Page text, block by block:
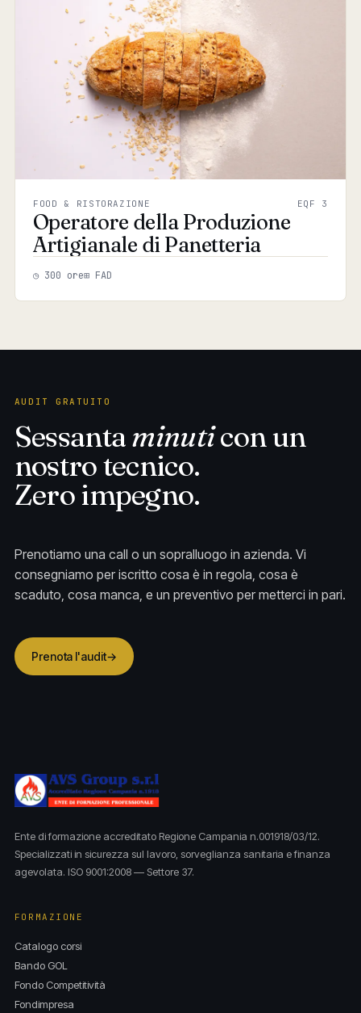
FOOD & RISTORAZIONE EQF 3
Operatore della Produzione
Artigianale di Panetteria
◷ 300 ore⊞ FAD
AUDIT GRATUITO
Sessantaminuticon un
nostro tecnico.
Zero impegno.
Prenotiamo una call o un sopralluogo in azienda. Vi
consegniamo per iscritto cosa è in regola, cosa è
scaduto, cosa manca, e un preventivo per metterci in pari.
Prenota l'audit→
Ente di formazione accreditato Regione Campania n.001918/03/12.
Specializzati in sicurezza sul lavoro, sorveglianza sanitaria e finanza
agevolata. ISO 9001:2008 — Settore 37.
FORMAZIONE
Catalogo corsi
Bando GOL
Fondo Competitività
Fondimpresa